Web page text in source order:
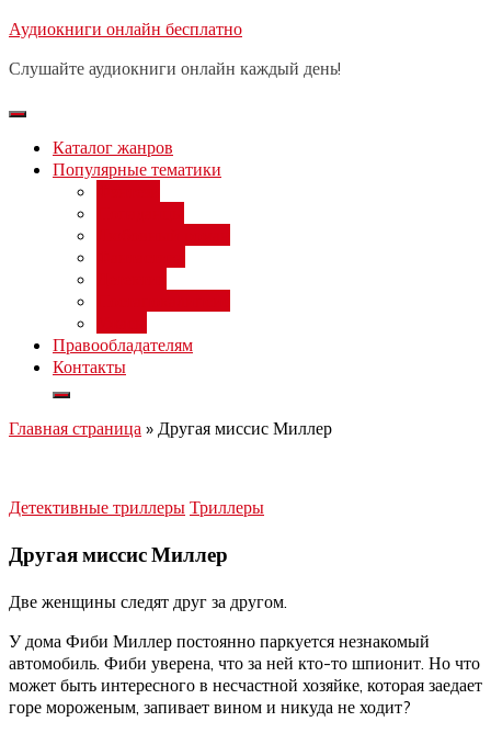
Перейти
содержимому
Аудиокниги онлайн бесплатно
Слушайте аудиокниги онлайн каждый день!
Каталог жанров
Популярные тематики
Правообладателям
Контакты
Главная страница » Другая миссис Миллер
Детективные триллеры Триллеры
Другая миссис Миллер
Две женщины следят друг за другом.
У дома Фиби Миллер постоянно паркуется незнакомый
автомобиль. Фиби уверена, что за ней кто-то шпионит. Но что
может быть интересного в несчастной хозяйке, которая заедает
горе мороженым, запивает вином и никуда не ходит?
Бесплатный вебинар: заработок
день